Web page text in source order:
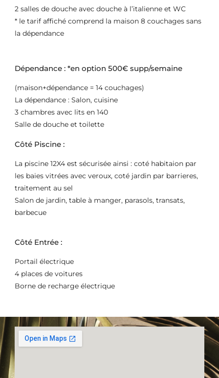
2 salles de douche avec douche à l’italienne et WC
* le tarif affiché comprend la maison 8 couchages sans
la dépendance
Dépendance : *en option 500€ supp/semaine
(maison+dépendance = 14 couchages)
La dépendance : Salon, cuisine
3 chambres avec lits en 140
Salle de douche et toilette
Côté Piscine :
La piscine 12X4 est sécurisée ainsi : coté habitaion par
les baies vitrées avec veroux, coté jardin par barrieres,
traitement au sel
Salon de jardin, table à manger, parasols, transats,
barbecue
Côté Entrée :
Portail électrique
4 places de voitures
Borne de recharge électrique